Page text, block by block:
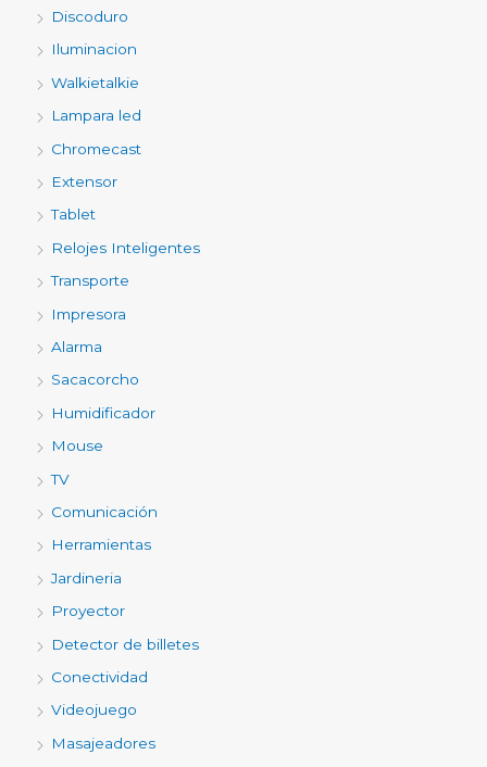
Discoduro
Iluminacion
Walkietalkie
Lampara led
Chromecast
Extensor
Tablet
Relojes Inteligentes
Transporte
Impresora
Alarma
Sacacorcho
Humidificador
Mouse
TV
Comunicación
Herramientas
Jardineria
Proyector
Detector de billetes
Conectividad
Videojuego
Masajeadores